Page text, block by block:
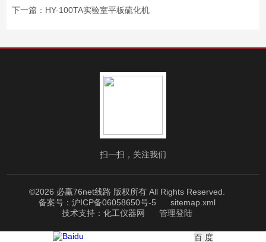
下一篇： HY-100TA实验室平板硫化机
扫一扫，关注我们
©2026 必赢76net线路 版权所有 All Rights Reserved.
备案号：沪ICP备06058650号-5
sitemap.xml
技术支持： 化工仪器网 管理登陆